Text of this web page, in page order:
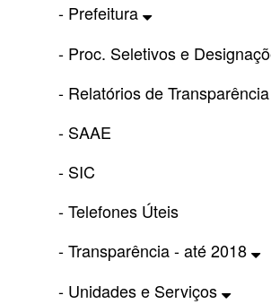
- Prefeitura
- Proc. Seletivos e
- Relatórios de Transparência
- SAAE
- SIC
- Telefones Úteis
- Transparência - até 2018
- Unidades e Serviços